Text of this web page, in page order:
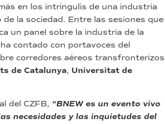
en los intríngulis de una industria
la sociedad. Entre las sesiones que
un panel sobre la industria de la
contado con portavoces del
corredores aéreos transfronterizos
de Catalunya, Universitat de
del CZFB, “BNEW es un evento vivo
necesidades y las inquietudes del